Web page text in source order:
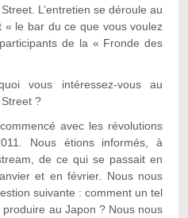
L’entretien se déroule au
« le bar du ce que vous voulez
de la « Fronde des
vous intéressez-vous au
?
avec les révolutions
Nous étions informés, à
de ce qui se passait en
et en février. Nous nous
suivante : comment un tel
au Japon ? Nous nous